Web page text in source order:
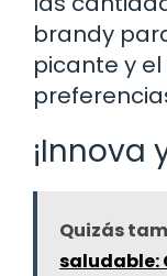
brandy
picante y
¡Innova
Quizás
saludable: